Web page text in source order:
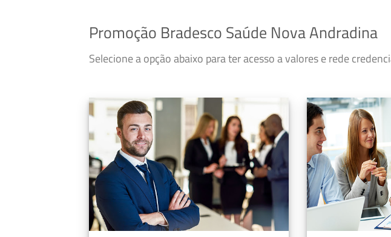
Promoção Bradesco Saúde Nova Andradina
Selecione a opção abaixo para ter acesso a valores e rede